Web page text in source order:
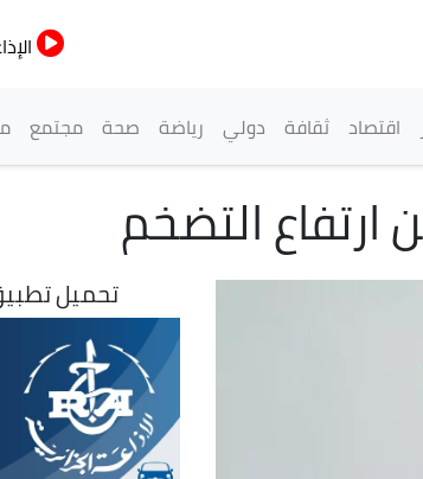
اقتصاد ثقافة دولي رياضة صحة مجتمع
التضخم
تحميل